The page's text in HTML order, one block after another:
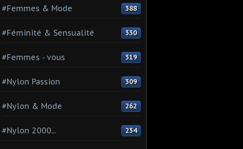
#Femmes & Mode 388
#Féminité & Sensualité 330
#Femmes - vous 319
#Nylon Passion 309
#Nylon & Mode 262
#Nylon 2000... 234